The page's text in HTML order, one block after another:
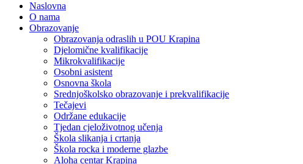
Naslovna
O nama
Obrazovanje
Obrazovanja odraslih u POU Krapina
Djelomične kvalifikacije
Mikrokvalifikacije
Osobni asistent
Osnovna škola
Srednjoškolsko obrazovanje i prekvalifikacije
Tečajevi
Održane edukacije
Tjedan cjeloživotnog učenja
Škola slikanja i crtanja
Škola rocka i moderne glazbe
Aloha centar Krapina